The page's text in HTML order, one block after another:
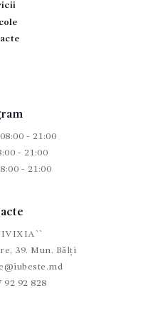
- 21:00
- 21:00
- 21:00
39. Mun. Bălți
92 92 828